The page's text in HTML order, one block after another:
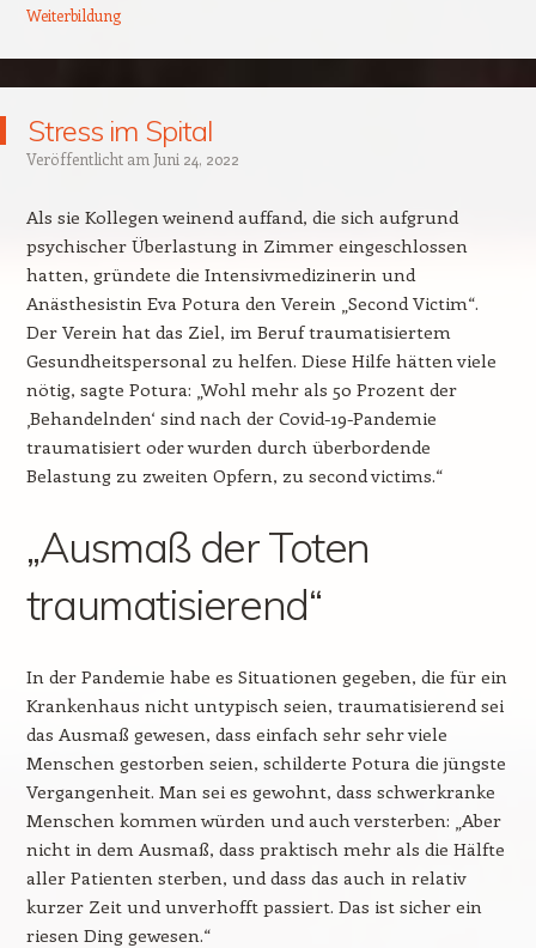
Weiterbildung
Stress im Spital
Veröffentlicht am Juni 24, 2022
Als sie Kollegen weinend auffand, die sich aufgrund
psychischer Überlastung in Zimmer eingeschlossen
hatten, gründete die Intensivmedizinerin und
Anästhesistin Eva Potura den Verein „Second Victim“.
Der Verein hat das Ziel, im Beruf traumatisiertem
Gesundheitspersonal zu helfen. Diese Hilfe hätten viele
nötig, sagte Potura: „Wohl mehr als 50 Prozent der
‚Behandelnden‘ sind nach der Covid-19-Pandemie
traumatisiert oder wurden durch überbordende
Belastung zu zweiten Opfern, zu second victims.“
„Ausmaß der Toten
traumatisierend“
In der Pandemie habe es Situationen gegeben, die für ein
Krankenhaus nicht untypisch seien, traumatisierend sei
das Ausmaß gewesen, dass einfach sehr sehr viele
Menschen gestorben seien, schilderte Potura die jüngste
Vergangenheit. Man sei es gewohnt, dass schwerkranke
Menschen kommen würden und auch versterben: „Aber
nicht in dem Ausmaß, dass praktisch mehr als die Hälfte
aller Patienten sterben, und dass das auch in relativ
kurzer Zeit und unverhofft passiert. Das ist sicher ein
riesen Ding gewesen.“